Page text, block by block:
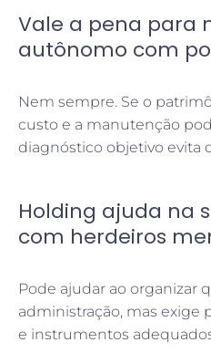
Vale a pena para
autônomo com
Nem sempre. Se o
custo e a manutenção
diagnóstico objetivo evita
Holding ajuda na
com herdeiros
Pode ajudar ao organizar
administração, mas exige
e instrumentos